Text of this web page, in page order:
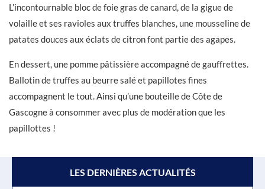
L’incontournable bloc de foie gras de canard, de la gigue de
volaille et ses ravioles aux truffes blanches, une mousseline de
patates douces aux éclats de citron font partie des agapes.
En dessert, une pomme pâtissière accompagné de gauffrettes.
Ballotin de truffes au beurre salé et papillotes fines
accompagnent le tout. Ainsi qu’une bouteille de Côte de
Gascogne à consommer avec plus de modération que les
papillottes !
LES DERNIÈRES ACTUALITÉS